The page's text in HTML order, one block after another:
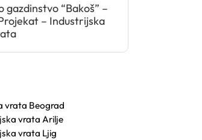
gazdinstvo “Bakoš” –
– Industrijska
vrata Beograd
vrata Arilje
vrata Ljig